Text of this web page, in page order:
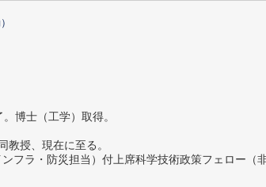
博士（工学）取得。
授、現在に至る。
フラ・防災担当）付上席科学技術政策フェロー（非